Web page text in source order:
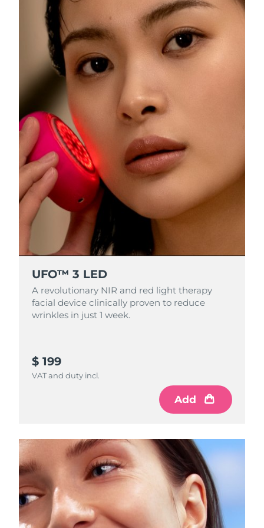
UFO™ 3 LED
A revolutionary NIR and red light therapy
facial device clinically proven to reduce
wrinkles in just 1 week.
$ 199
VAT and duty incl.
Add
Израиль
Ожидаемая дата доставки
12/08/2026
Италия
Ожидаемая дата доставки
Япония
Ожидаемая дата доставки
Джерси
Ожидаемая дата доставки
Казахстан
Ожидаемая дата доставки
10/08/2026
Кувейт
Ожидаемая дата доставки
Ожидаемая дата доставки
Ливан
Литва
Ожидаемая дата доставки
10/08/2026
Ожидаемая дата доставки
Мальта
Ожидаемая дата доставки
08/08/2026
Мексика
Ожидаемая дата доставки
12/08/2026
Ожидаемая дата доставки